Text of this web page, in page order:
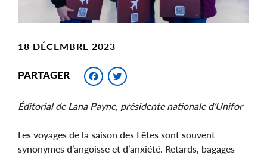
18 DÉCEMBRE 2023
PARTAGER Facebook
Éditorial de Lana Payne, présidente nationale d’Unifor
Les voyages de la saison des Fêtes sont souvent
synonymes d’angoisse et d’anxiété. Retards, bagages